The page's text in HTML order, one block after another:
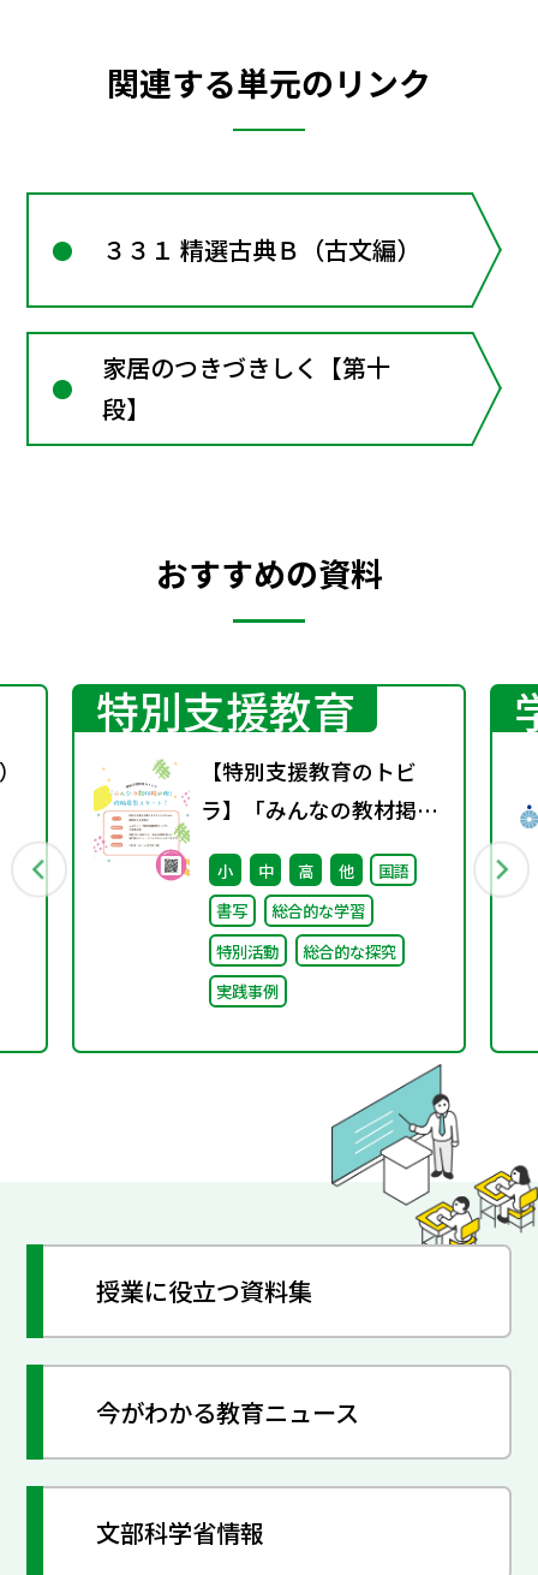
関連する単元のリンク
３３１ 精選古典Ｂ（古文編）
家居のつきづきしく【第十
段】
おすすめの資料
特別支援教育
【特別支援教育のトビ
ラ】「みんなの教材掲示
板」の投稿募集を開始し
ました！
小 中 高 他
国語
書写
総合的な学習
特別活動
総合的な探究
実践事例
授業に役立つ資料集
今がわかる教育ニュース
文部科学省情報